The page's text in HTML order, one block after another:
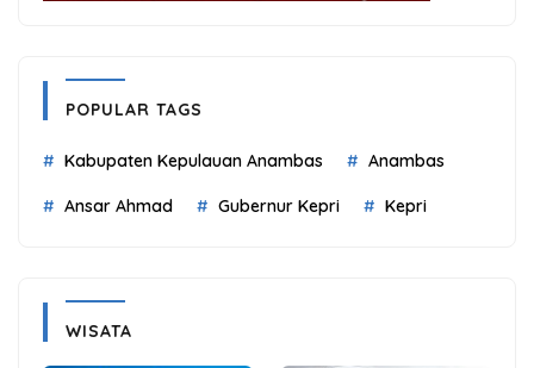
POPULAR TAGS
Kabupaten Kepulauan Anambas Anambas
Ansar Ahmad Gubernur Kepri Kepri
WISATA